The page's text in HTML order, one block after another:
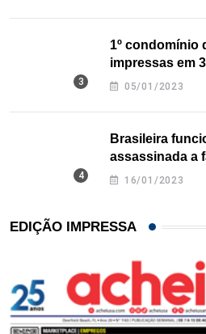
1º condomínio
impressas em
Texas
05/01/2023
Brasileira
assassinada a
16/01/2023
EDIÇÃO IMPRESSA